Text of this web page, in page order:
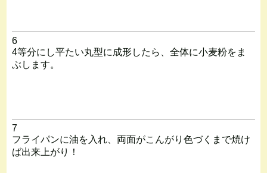
6
4等分にし平たい丸型に成形したら、全体に小麦粉をま
ぶします。
7
フライパンに油を入れ、両面がこんがり色づくまで焼け
ば出来上がり！